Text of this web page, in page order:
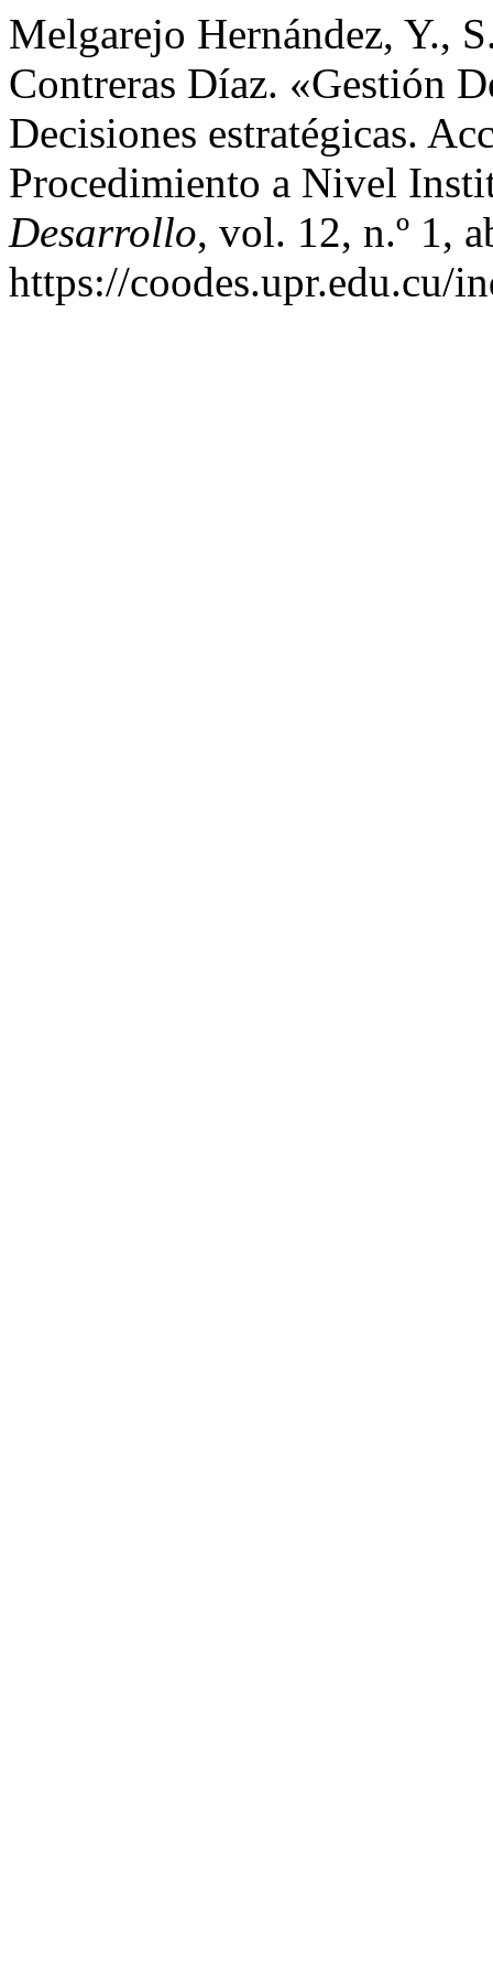
Melgarejo Hernández, Y.,
Contreras Díaz. «Gestión
Decisiones estratégicas.
Procedimiento a Nivel
Desarrollo, vol. 12, n.º 1,
https://coodes.upr.edu.cu/